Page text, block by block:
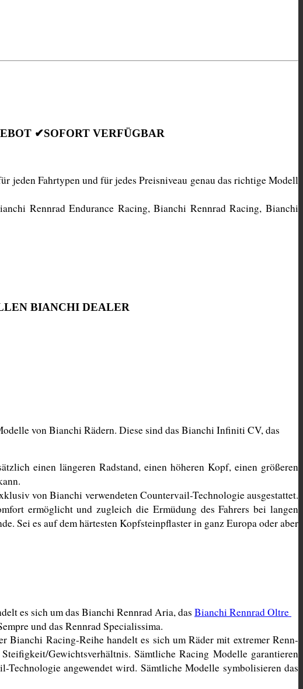
✔SOFORT VERFÜGBAR
jeden Fahrtypen und für jedes Preisniveau genau das richtige Modell
Rennrad Endurance Racing, Bianchi Rennrad Racing, Bianchi
BIANCHI DEALER
von Bianchi Rädern. Diese sind das Bianchi Infiniti CV, das
einen längeren Radstand, einen höheren Kopf, einen größeren
von Bianchi verwendeten Countervail-Technologie ausgestattet.
ermöglicht und zugleich die Ermüdung des Fahrers bei langen
Sei es auf dem härtesten Kopfsteinpflaster in ganz Europa oder aber
es sich um das Bianchi Rennrad Aria, das Bianchi Rennrad Oltre
und das Rennrad Specialissima.
Bianchi Racing-Reihe handelt es sich um Räder mit extremer Renn-
Gewichtsverhältnis. Sämtliche Racing Modelle garantieren
angewendet wird. Sämtliche Modelle symbolisieren das